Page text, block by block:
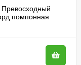
Превосходный
помпонная